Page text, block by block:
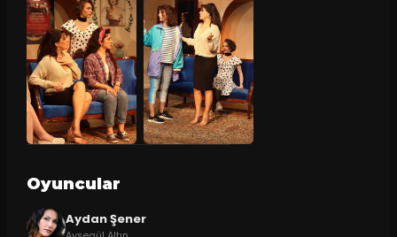
Oyuncular
Aydan Şener